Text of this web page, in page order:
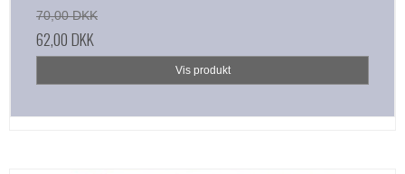
70,00 DKK
62,00 DKK
Vis produkt